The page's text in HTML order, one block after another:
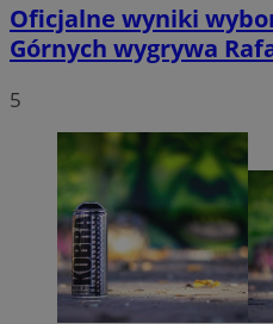
Oficjalne wyniki
Górnych wygrywa
5